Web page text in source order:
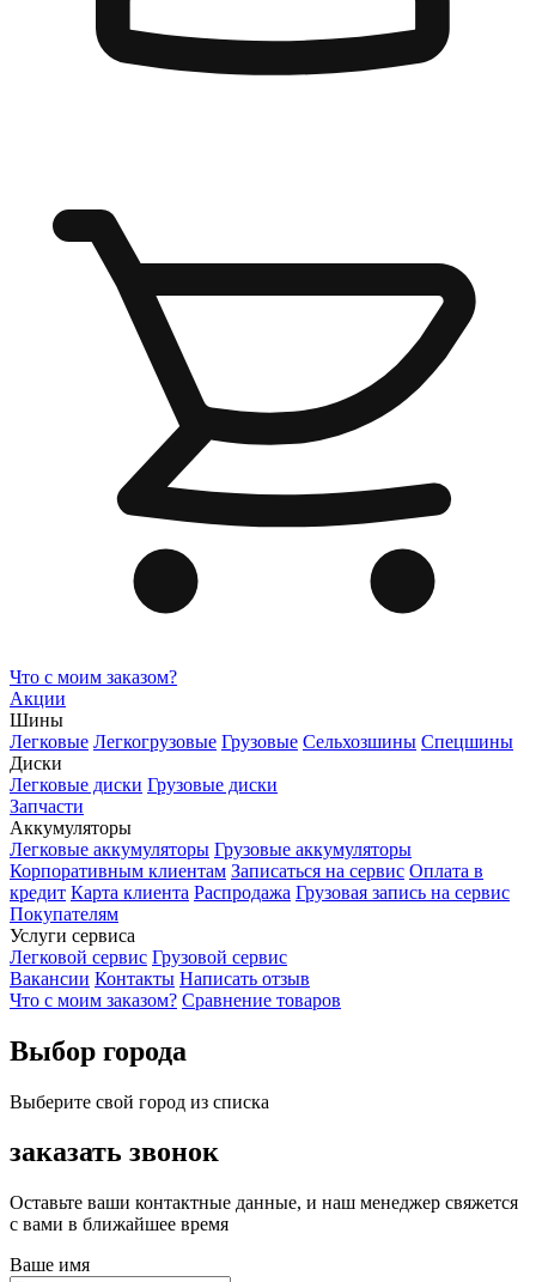
Что с моим заказом?
Акции
Шины
Легковые Легкогрузовые Грузовые Сельхозшины Спецшины
Диски
Легковые диски Грузовые диски
Запчасти
Аккумуляторы
Легковые аккумуляторы Грузовые аккумуляторы
Корпоративным клиентам Записаться на сервис Оплата в
кредит Карта клиента Распродажа Грузовая запись на сервис
Покупателям
Услуги сервиса
Легковой сервис Грузовой сервис
Вакансии Контакты Написать отзыв
Что с моим заказом? Сравнение товаров
Выбор города
Выберите свой город из списка
заказать звонок
Оставьте ваши контактные данные, и наш менеджер свяжется
с вами в ближайшее время
Ваше имя